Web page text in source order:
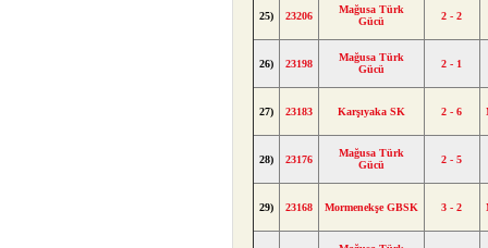
25) 23206
Mağusa Türk
Gücü
2 - 2
26) 23198
Mağusa Türk
Gücü
2 - 1
27) 23183 Karşıyaka SK 2 - 6
28) 23176
Mağusa Türk
Gücü
2 - 5
29) 23168 Mormenekşe GBSK 3 - 2